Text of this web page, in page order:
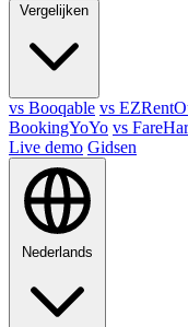
Vergelijken
vs Booqable vs
BookingYoYo vs
Live demo Gidsen
Nederlands